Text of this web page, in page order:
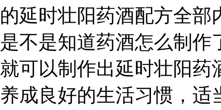
的延时壮阳药酒配方全
是不是知道药酒怎么制
就可以制作出延时壮阳药
养成良好的生活习惯，